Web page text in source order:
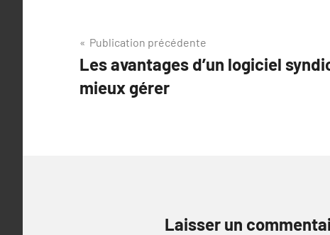
Navigation
de
l’article
Publication précédente
Les avantages d’un logiciel
mieux gérer
Laisser un